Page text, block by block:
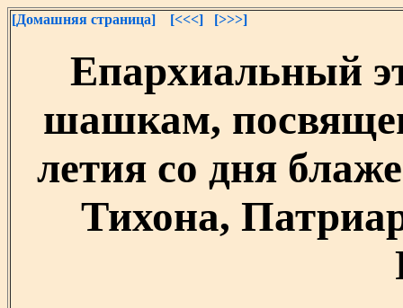
[Домашняя страница] [<<<] [>>>]
Епархиальный
шашкам,
летия со дня
Тихона,